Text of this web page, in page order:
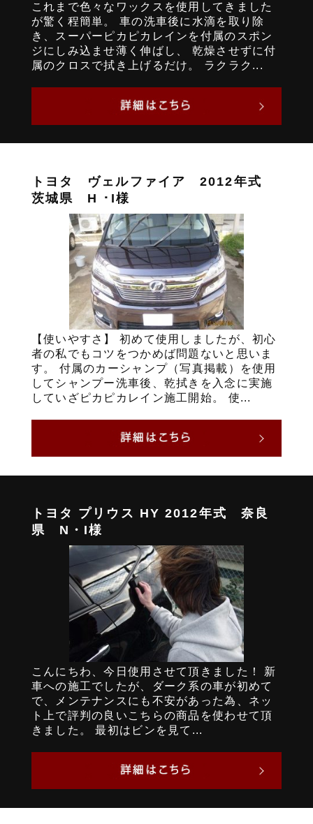
これまで色々なワックスを使用してきました
が驚く程簡単。 車の洗車後に水滴を取り除
き、スーパーピカピカレインを付属のスポン
ジにしみ込ませ薄く伸ばし、 乾燥させずに付
属のクロスで拭き上げるだけ。 ラクラク...
トヨタ ヴェルファイア 2012年式
茨城県 H ･I様
【使いやすさ】 初めて使用しましたが、初心
者の私でもコツをつかめば問題ないと思いま
す。 付属のカーシャンプ（写真掲載）を使用
してシャンプー洗車後、乾拭きを入念に実施
していざピカピカレイン施工開始。 使...
トヨタ プリウス HY 2012年式 奈良
県 N・I様
こんにちわ、今日使用させて頂きました！ 新
車への施工でしたが、ダーク系の車が初めて
で、メンテナンスにも不安があった為、ネッ
ト上で評判の良いこちらの商品を使わせて頂
きました。 最初はビンを見て...